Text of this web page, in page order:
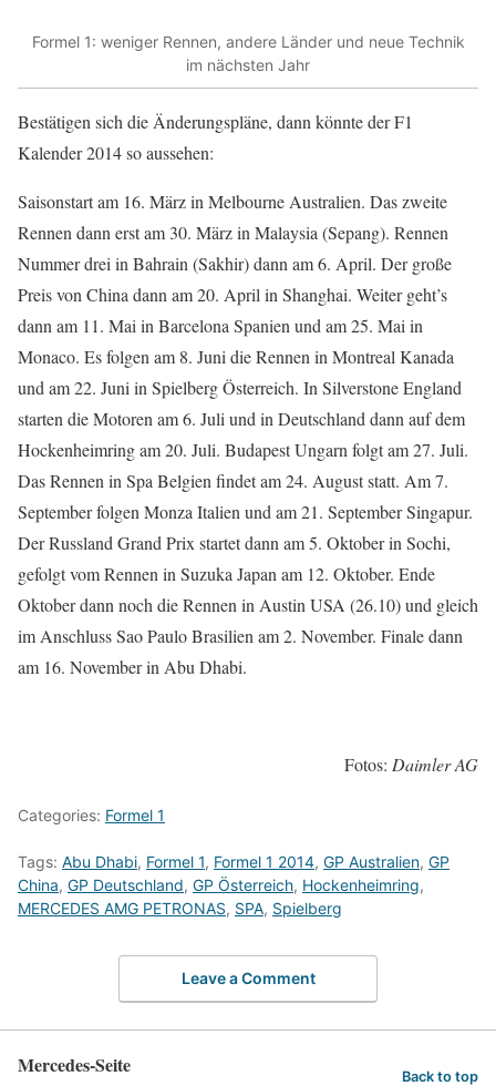
Formel 1: weniger Rennen, andere Länder und neue Technik
im nächsten Jahr
Bestätigen sich die Änderungspläne, dann könnte der F1
Kalender 2014 so aussehen:
Saisonstart am 16. März in Melbourne Australien. Das zweite
Rennen dann erst am 30. März in Malaysia (Sepang). Rennen
Nummer drei in Bahrain (Sakhir) dann am 6. April. Der große
Preis von China dann am 20. April in Shanghai. Weiter geht’s
dann am 11. Mai in Barcelona Spanien und am 25. Mai in
Monaco. Es folgen am 8. Juni die Rennen in Montreal Kanada
und am 22. Juni in Spielberg Österreich. In Silverstone England
starten die Motoren am 6. Juli und in Deutschland dann auf dem
Hockenheimring am 20. Juli. Budapest Ungarn folgt am 27. Juli.
Das Rennen in Spa Belgien findet am 24. August statt. Am 7.
September folgen Monza Italien und am 21. September Singapur.
Der Russland Grand Prix startet dann am 5. Oktober in Sochi,
gefolgt vom Rennen in Suzuka Japan am 12. Oktober. Ende
Oktober dann noch die Rennen in Austin USA (26.10) und gleich
im Anschluss Sao Paulo Brasilien am 2. November. Finale dann
am 16. November in Abu Dhabi.
Fotos: Daimler AG
Categories: Formel 1
Tags: Abu Dhabi, Formel 1, Formel 1 2014, GP Australien, GP
China, GP Deutschland, GP Österreich, Hockenheimring,
MERCEDES AMG PETRONAS, SPA, Spielberg
Leave a Comment
Mercedes-Seite Back to top